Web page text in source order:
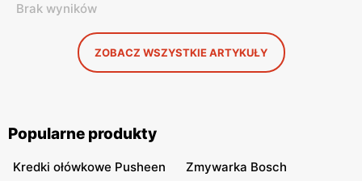
Brak wyników
ZOBACZ WSZYSTKIE ARTYKUŁY
Popularne produkty
Kredki ołówkowe Pusheen
Zmywarka Bosch